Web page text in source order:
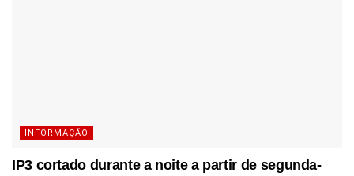
INFORMAÇÃO
IP3 cortado durante a noite a partir de segunda-